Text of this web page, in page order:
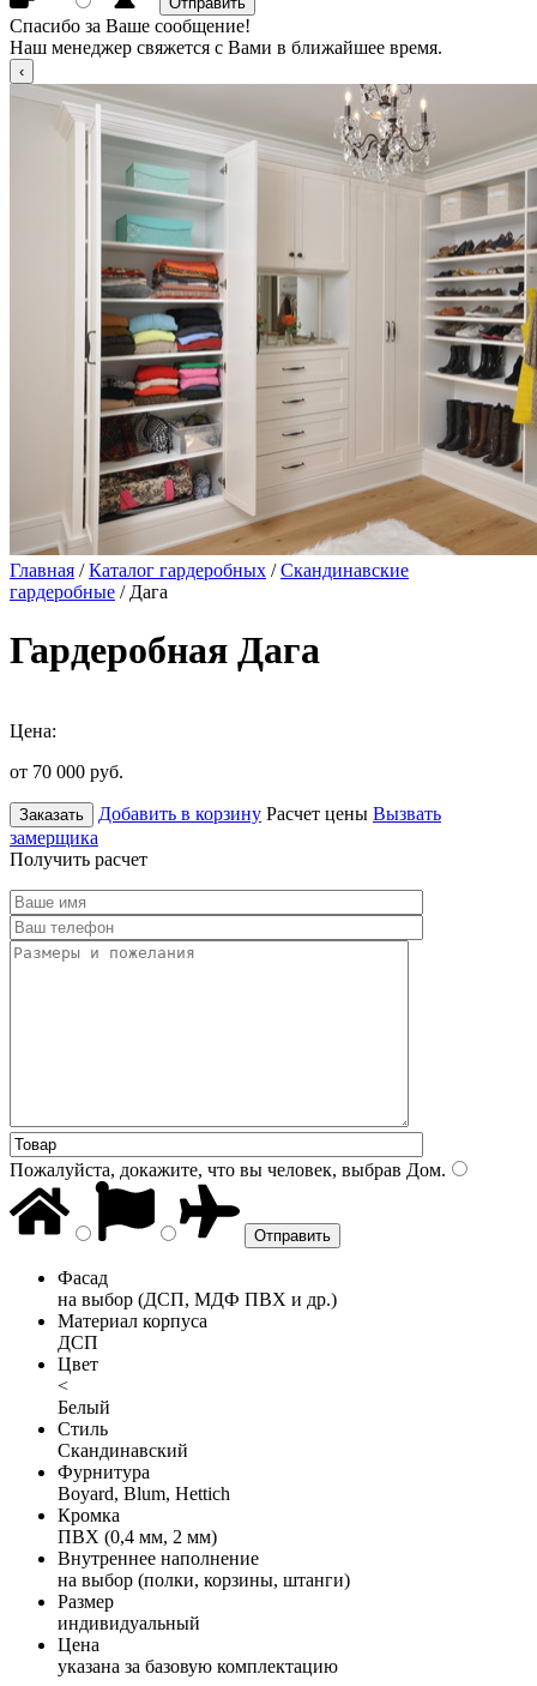
Спасибо за Ваше сообщение!
Наш менеджер свяжется с Вами в ближайшее время.
Главная /Каталог гардеробных /Скандинавские
гардеробные / Дага
Гардеробная Дага
Цена:
от 70 000 руб.
Заказать Добавить в корзину Расчет цены Вызвать
замерщика
Получить расчет
Пожалуйста, докажите, что вы человек, выбрав Дом.
Фасад
на выбор (ДСП, МДФ ПВХ и др.)
Материал корпуса
ДСП
Цвет
<
Белый
Стиль
Скандинавский
Фурнитура
Boyard, Blum, Hettich
Кромка
ПВХ (0,4 мм, 2 мм)
Внутреннее наполнение
на выбор (полки, корзины, штанги)
Размер
индивидуальный
Цена
указана за базовую комплектацию